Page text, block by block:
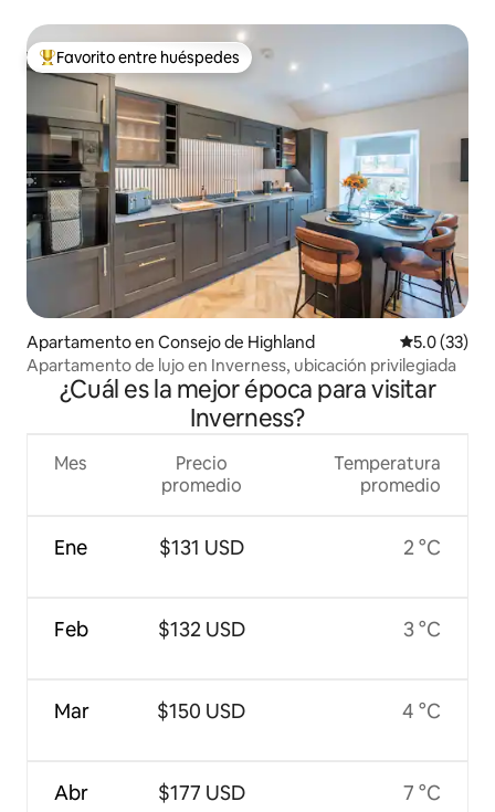
Favorito entre huéspedes preferido
Favorito entre huéspedes
Apartamento en Consejo de Highland Calificación
5.0 (33)
Apartamento de lujo en Inverness, ubicación privilegiada
¿Cuál es la mejor época para visitar
Inverness?
Mes
Ene
Feb
Mar
Abr
Precio
promedio
$131 USD
$132 USD
$150 USD
$177 USD
Temperatura
promedio
2 °C
3 °C
4 °C
7 °C